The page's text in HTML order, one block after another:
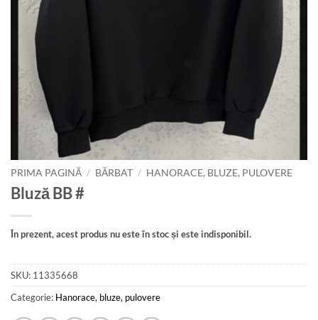
PRIMA PAGINĂ / BĂRBAT / HANORACE, BLUZE, PULOVERE
Bluză BB #
În prezent, acest produs nu este în stoc și este indisponibil.
SKU: 11335668
Categorie: Hanorace, bluze, pulovere